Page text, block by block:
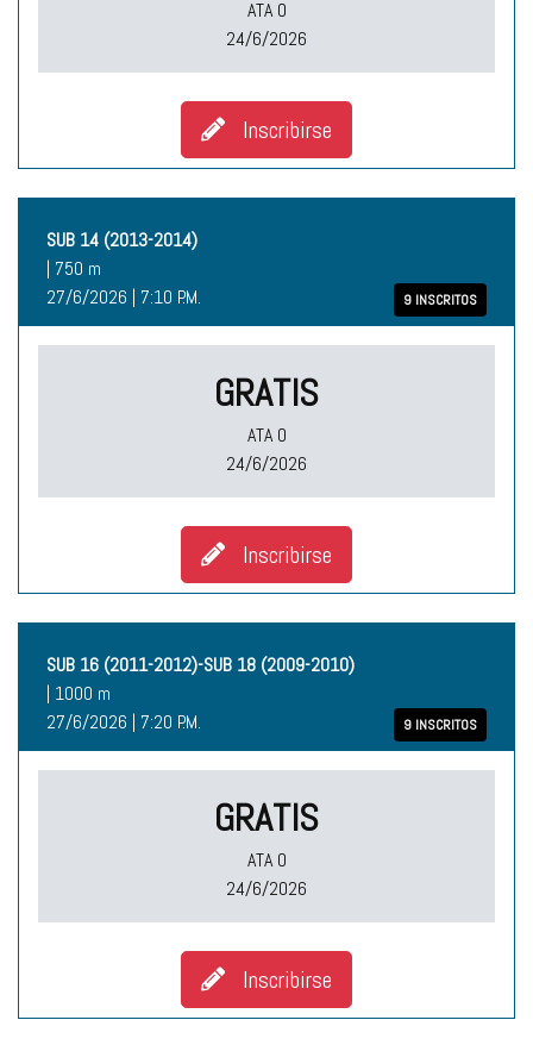
ATA O
24/6/2026
Inscribirse
SUB 14 (2013-2014)
| 750 m
9 INSCRITOS
27/6/2026 | 7:10 P.M.
GRATIS
ATA O
24/6/2026
Inscribirse
SUB 16 (2011-2012)-SUB 18 (2009-2010)
| 1000 m
9 INSCRITOS
27/6/2026 | 7:20 P.M.
GRATIS
ATA O
24/6/2026
Inscribirse